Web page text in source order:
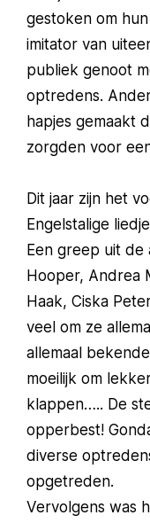
gestoken om
imitator van
publiek genoot
optredens.
hapjes gemaakt
zorgden voor
Dit jaar zijn het
Engelstalige
Een greep uit de
Hooper, Andrea
Haak, Ciska
veel om ze
allemaal
moeilijk om
klappen….. De
opperbest!
diverse
opgetreden.
Vervolgens was